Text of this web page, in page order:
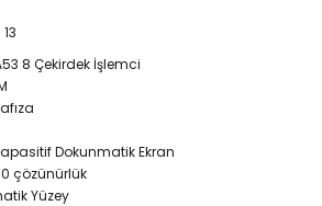
8 Çekirdek İşlemci
Dokunmatik Ekran
çözünürlük
Yüzey